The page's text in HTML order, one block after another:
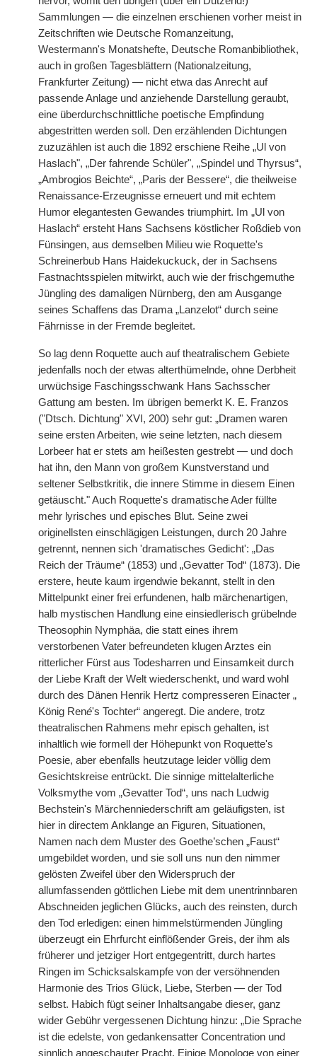
Sammlungen — die einzelnen erschienen vorher meist in
Zeitschriften wie Deutsche Romanzeitung,
Westermann's Monatshefte, Deutsche Romanbibliothek,
auch in großen Tagesblättern (Nationalzeitung,
Frankfurter Zeitung) — nicht etwa das Anrecht auf
passende Anlage und anziehende Darstellung geraubt,
eine überdurchschnittliche poetische Empfindung
abgestritten werden soll. Den erzählenden Dichtungen
zuzuzählen ist auch die 1892 erschiene Reihe „Ul von
Haslach", „Der fahrende Schüler", „Spindel und Thyrsus“,
„Ambrogios Beichte“, „Paris der Bessere“, die theilweise
Renaissance-Erzeugnisse erneuert und mit echtem
Humor elegantesten Gewandes triumphirt. Im „Ul von
Haslach“ ersteht Hans Sachsens köstlicher Roßdieb von
Fünsingen, aus demselben Milieu wie Roquette's
Schreinerbub Hans Haidekuckuck, der in Sachsens
Fastnachtsspielen mitwirkt, auch wie der frischgemuthe
Jüngling des damaligen Nürnberg, den am Ausgange
seines Schaffens das Drama „Lanzelot“ durch seine
Fährnisse in der Fremde begleitet.
So lag denn Roquette auch auf theatralischem Gebiete
jedenfalls noch der etwas alterthümelnde, ohne Derbheit
urwüchsige Faschingsschwank Hans Sachsscher
Gattung am besten. Im übrigen bemerkt K. E. Franzos
("Dtsch. Dichtung" XVI, 200) sehr gut: „Dramen waren
seine ersten Arbeiten, wie seine letzten, nach diesem
Lorbeer hat er stets am heißesten gestrebt — und doch
hat ihn, den Mann von großem Kunstverstand und
seltener Selbstkritik, die innere Stimme in diesem Einen
getäuscht." Auch Roquette's dramatische Ader füllte
mehr lyrisches und episches Blut. Seine zwei
originellsten einschlägigen Leistungen, durch 20 Jahre
getrennt, nennen sich 'dramatisches Gedicht': „Das
Reich der Träume“ (1853) und „Gevatter Tod“ (1873). Die
erstere, heute kaum irgendwie bekannt, stellt in den
Mittelpunkt einer frei erfundenen, halb märchenartigen,
halb mystischen Handlung eine einsiedlerisch grübelnde
Theosophin Nymphäa, die statt eines ihrem
verstorbenen Vater befreundeten klugen Arztes ein
ritterlicher Fürst aus Todesharren und Einsamkeit durch
der Liebe Kraft der Welt wiederschenkt, und ward wohl
durch des Dänen Henrik Hertz compresseren Einacter „
König René's Tochter“ angeregt. Die andere, trotz
theatralischen Rahmens mehr episch gehalten, ist
inhaltlich wie formell der Höhepunkt von Roquette's
Poesie, aber ebenfalls heutzutage leider völlig dem
Gesichtskreise entrückt. Die sinnige mittelalterliche
Volksmythe vom „Gevatter Tod“, uns nach Ludwig
Bechstein's Märchenniederschrift am geläufigsten, ist
hier in directem Anklange an Figuren, Situationen,
Namen nach dem Muster des Goethe’schen „Faust“
umgebildet worden, und sie soll uns nun den nimmer
gelösten Zweifel über den Widerspruch der
allumfassenden göttlichen Liebe mit dem unentrinnbaren
Abschneiden jeglichen Glücks, auch des reinsten, durch
den Tod erledigen: einen himmelstürmenden Jüngling
überzeugt ein Ehrfurcht einflößender Greis, der ihm als
früherer und jetziger Hort entgegentritt, durch hartes
Ringen im Schicksalskampfe von der versöhnenden
Harmonie des Trios Glück, Liebe, Sterben — der Tod
selbst. Habich fügt seiner Inhaltsangabe dieser, ganz
wider Gebühr vergessenen Dichtung hinzu: „Die Sprache
ist die edelste, von gedankensatter Concentration und
sinnlich angeschauter Pracht. Einige Monologe von einer